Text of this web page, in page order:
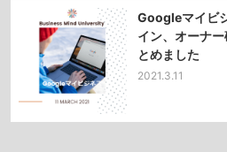
Googleマイビ
イン、オーナ
とめました
2021.3.11